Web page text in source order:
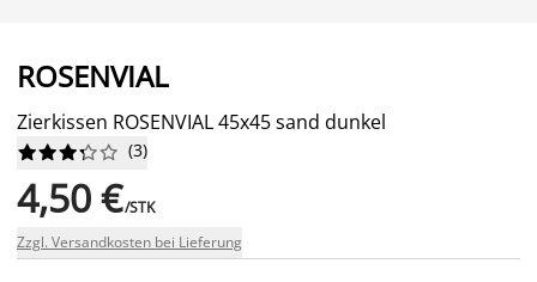
ROSENVIAL
Zierkissen ROSENVIAL 45x45 sand dunkel





 (3)
4,50 €/STK
Zzgl. Versandkosten bei Lieferung